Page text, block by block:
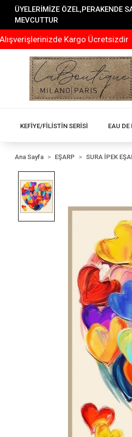
ÜYELERİMİZE ÖZEL,PERAKENDE
MEVCUTTUR
Kargo Ücretsizdir
KEFİYE/FİLİSTİN SERİSİ EAU DE
Ana Sayfa EŞARP SURA İPEK